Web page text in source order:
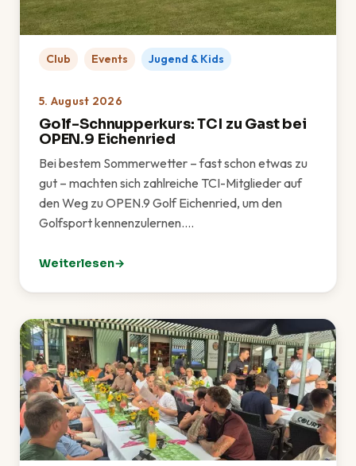
Club Events Jugend & Kids
5. August 2026
Golf-Schnupperkurs: TCI zu Gast bei
OPEN.9 Eichenried
Bei bestem Sommerwetter – fast schon etwas zu
gut – machten sich zahlreiche TCI-Mitglieder auf
den Weg zu OPEN.9 Golf Eichenried, um den
Golfsport kennenzulernen.…
Weiterlesen
: Golf-Schnupperkurs: TCI zu Gast bei OPEN.9